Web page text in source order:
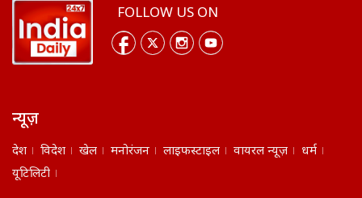
FOLLOW US ON
न्यूज़
देश विदेश खेल मनोरंजन लाइफस्टाइल वायरल न्यूज़
धर्म
यूटिलिटी